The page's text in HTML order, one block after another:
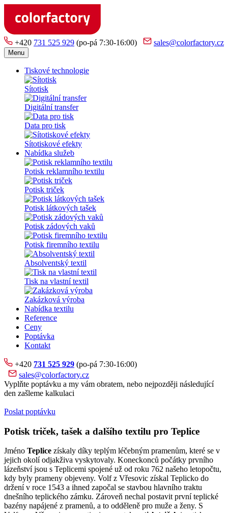
+420 731 525 929 (po-pá 7:30-16:00) sales@colorfactory.cz
Menu
Tiskové technologie
Sítotisk
Digitální transfer
Data pro tisk
Sítotiskové efekty
Nabídka služeb
Potisk reklamního textilu
Potisk triček
Potisk látkových tašek
Potisk zádových vaků
Potisk firemního textilu
Absolventský textil
Tisk na vlastní textil
Zakázková výroba
Nabídka textilu
Reference
Ceny
Poptávka
Kontakt
+420 731 525 929 (po-pá 7:30-16:00)
sales@colorfactory.cz
Vyplňte poptávku a my vám obratem, nebo nejpozději následující
den zašleme kalkulaci
Poslat poptávku
Potisk triček, tašek a dalšího textilu pro Teplice
Jméno Teplice získaly díky teplým léčebným pramenům, které se v
jejich okolí odjakživa vyskytovaly. Koneckonců počátky prvního
lázeňství jsou s Teplicemi spojené už od roku 762 našeho letopočtu,
kdy byly prameny objeveny. Volf z Vřesovic získal Teplicko do
držení v roce 1543 a ihned započal se stavbou hlavního traktu
dnešního teplického zámku. Zároveň nechal postavit první teplické
bazény napájené z pramenů, a to odděleně pro muže a ženy. S